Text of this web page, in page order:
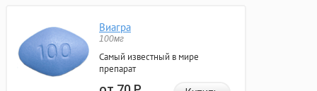
Виагра
100мг
Самый известный в мире
препарат